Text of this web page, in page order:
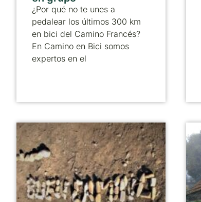
¿Por qué no te unes a
pedalear los últimos 300 km
en bici del Camino Francés?
En Camino en Bici somos
expertos en el